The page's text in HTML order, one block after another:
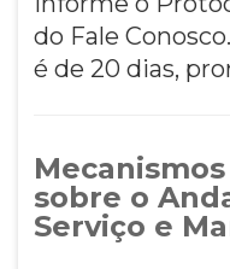
do Fale
é de 20 dias,
sobre o
Serviço e